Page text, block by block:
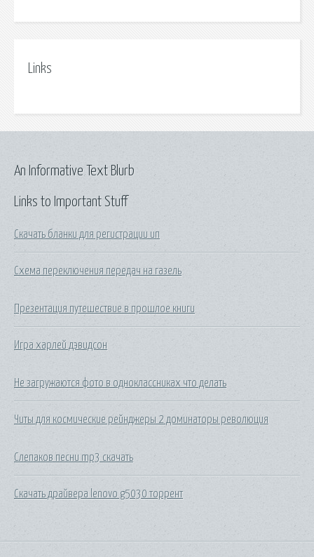
Links
Links to Important Stuff
Скачать бланки для регистрации ип
Схема переключения передач на газель
Презентация путешествие в прошлое книги
Игра харлей дэвидсон
Не загружаются фото в одноклассниках что делать
Читы для космические рейнджеры 2 доминаторы революция
Слепаков песни mp3 скачать
Скачать драйвера lenovo g5030 торрент
An Informative Text Blurb